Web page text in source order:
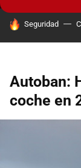
HOY SE HABLA
Seguridad
Autoban:
coche en